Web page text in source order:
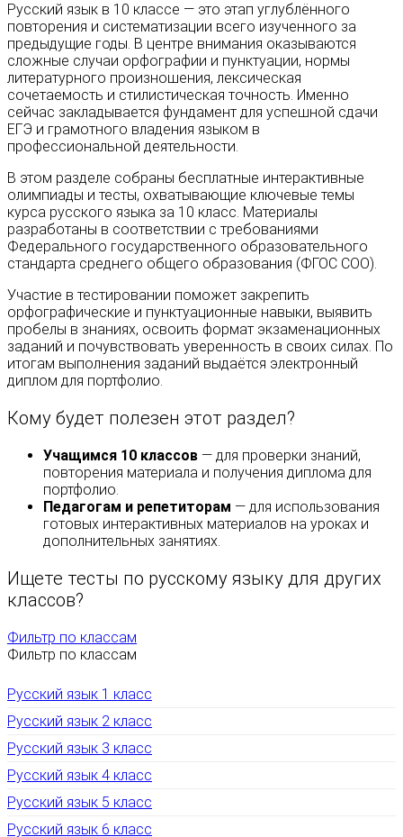
Русский язык в 10 классе — это этап углублённого
повторения и систематизации всего изученного за
предыдущие годы. В центре внимания оказываются
сложные случаи орфографии и пунктуации, нормы
литературного произношения, лексическая
сочетаемость и стилистическая точность. Именно
сейчас закладывается фундамент для успешной сдачи
ЕГЭ и грамотного владения языком в
профессиональной деятельности.
В этом разделе собраны бесплатные интерактивные
олимпиады и тесты, охватывающие ключевые темы
курса русского языка за 10 класс. Материалы
разработаны в соответствии с требованиями
Федерального государственного образовательного
стандарта среднего общего образования (ФГОС СОО).
Участие в тестировании поможет закрепить
орфографические и пунктуационные навыки, выявить
пробелы в знаниях, освоить формат экзаменационных
заданий и почувствовать уверенность в своих силах. По
итогам выполнения заданий выдаётся электронный
диплом для портфолио.
Кому будет полезен этот раздел?
Учащимся 10 классов — для проверки знаний,
повторения материала и получения диплома для
портфолио.
Педагогам и репетиторам — для использования
готовых интерактивных материалов на уроках и
дополнительных занятиях.
Ищете тесты по русскому языку для других
классов?
Фильтр по классам
Фильтр по классам
Русский язык 1 класс
Русский язык 2 класс
Русский язык 3 класс
Русский язык 4 класс
Русский язык 5 класс
Русский язык 6 класс